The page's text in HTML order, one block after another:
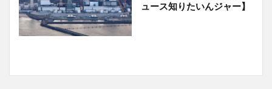
ュース知りたいんジャー】